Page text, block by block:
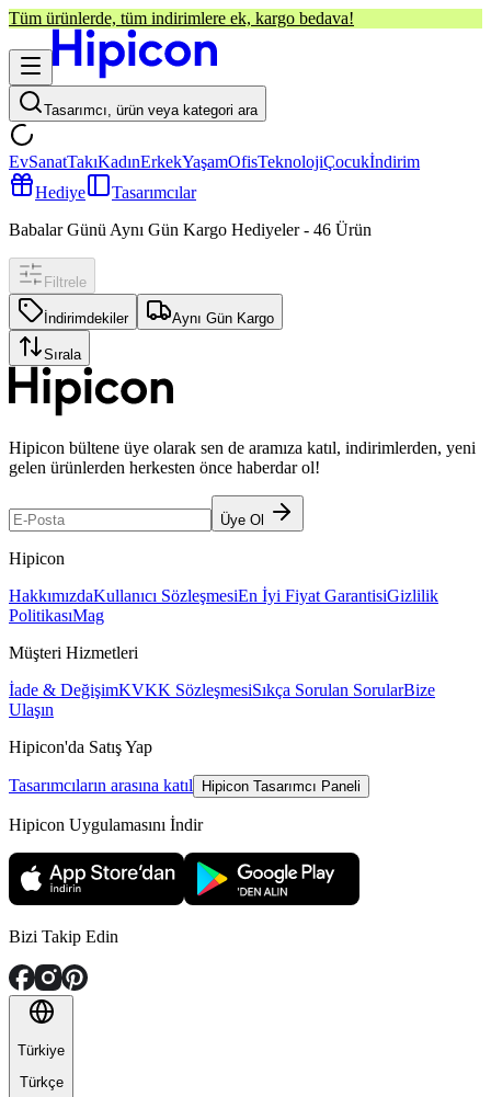
Tüm ürünlerde, tüm indirimlere ek, kargo bedava!
Tasarımcı, ürün veya kategori ara
EvSanatTakıKadınErkekYaşamOfisTeknolojiÇocukİndirim
Hediye
Tasarımcılar
Babalar Günü Aynı Gün Kargo Hediyeler- 46 Ürün
Filtrele
İndirimdekiler Aynı Gün Kargo
Sırala
Hipicon bültene üye olarak sen de aramıza katıl, indirimlerden, yeni
gelen ürünlerden herkesten önce haberdar ol!
Üye Ol
Hipicon
HakkımızdaKullanıcı SözleşmesiEn İyi Fiyat GarantisiGizlilik
PolitikasıMag
Müşteri Hizmetleri
İade & DeğişimKVKK SözleşmesiSıkça Sorulan SorularBize
Ulaşın
Hipicon'da Satış Yap
Tasarımcıların arasına katıl Hipicon Tasarımcı Paneli
Hipicon Uygulamasını İndir
Bizi Takip Edin
Türkiye
Türkçe